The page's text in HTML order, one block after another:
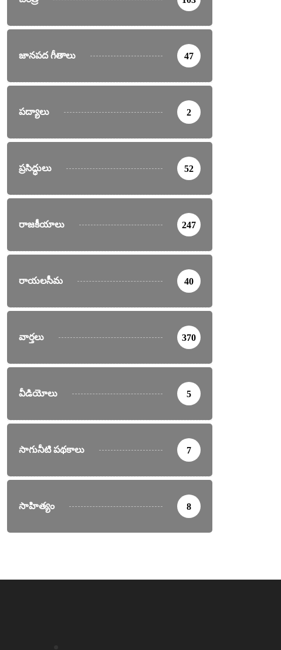
జానపద గీతాలు 47
పద్యాలు 2
ప్రసిద్ధులు 52
రాజకీయాలు 247
రాయలసీమ 40
వార్తలు 370
వీడియోలు 5
సాగునీటి పథకాలు 7
సాహిత్యం 8